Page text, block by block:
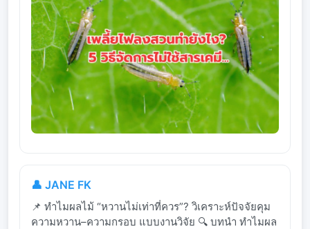
👤 JANE FK
📌 ทำไมผลไม้ “หวานไม่เท่าที่ควร”? วิเคราะห์ปัจจัยคุม
ความหวาน–ความกรอบ แบบงานวิจัย 🔍 บทนำ ทำไมผล